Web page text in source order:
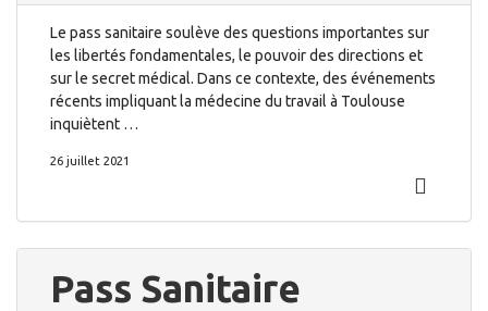
Le pass sanitaire soulève des questions importantes sur
les libertés fondamentales, le pouvoir des directions et
sur le secret médical. Dans ce contexte, des événements
récents impliquant la médecine du travail à Toulouse
inquiètent …
26 juillet 2021
Pass Sanitaire